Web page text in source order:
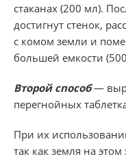
стаканах (200 мл).
достигнут стенок,
с комом земли и
большей емкости
Второй способ—
перегнойных
При их
так как земля на этом